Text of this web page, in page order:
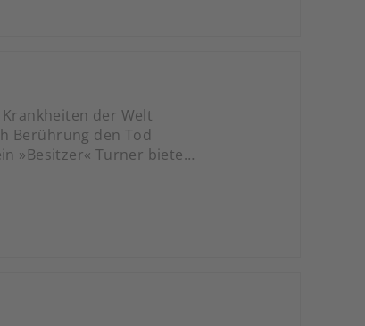
der Welt
Berührung den Tod
»Besitzer« Turner bietet